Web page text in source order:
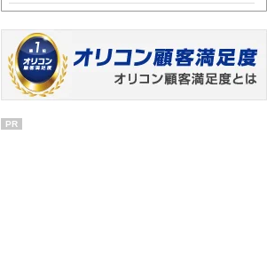
PR